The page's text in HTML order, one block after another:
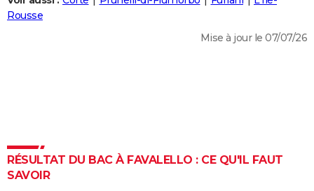
Destinations
City break
Voyage nature
Voyage de noces
Forum
Climat
+
PHOTO
Dictionnaire
Biographies
Citations
Expressions
Proverbes
PROGRAMME TV
Rousse
Mise à jour le 07/07/26
RÉSULTAT DU BAC À FAVALELLO : CE QU'IL FAUT
SAVOIR